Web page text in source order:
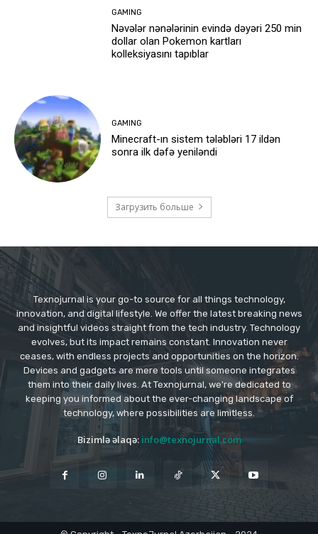
GAMING
Nəvələr nənələrinin evində dəyəri 250 min
dollar olan Pokemon kartları
kolleksiyasını tapıblar
GAMING
Minecraft-ın sistem tələbləri 17 ildən
sonra ilk dəfə yeniləndi
Загрузить больше
Texnojurnal is your go-to source for all things technology,
innovation, and digital lifestyle. We offer the latest breaking news
and insightful videos straight from the tech industry. Technology
evolves, but its impact remains constant. Innovation never
ceases, with endless projects and opportunities on the horizon.
Devices and gadgets are mere tools until someone integrates
them into their daily lives. At Texnojurnal, we're dedicated to
keeping you informed about the ever-changing landscape of
technology, where possibilities are limitless.
Bizimlə əlaqə: info@texnojurnal.com